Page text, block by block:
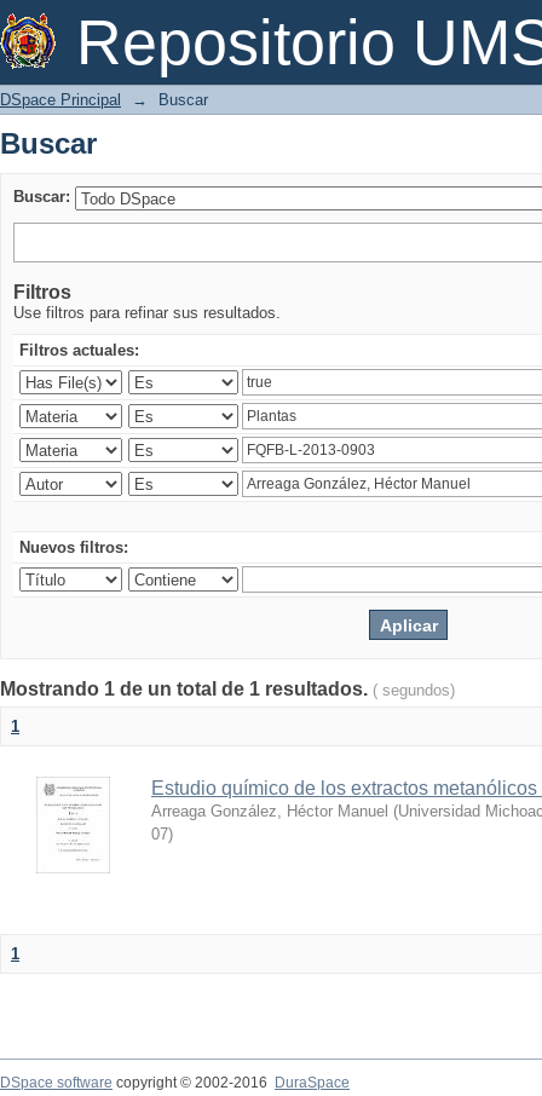
Repositorio
Buscar
DSpace Principal → Buscar
Buscar
Buscar:
Filtros
Use filtros para refinar sus resultados.
Filtros actuales:
Nuevos filtros:
Mostrando 1 de un total de 1 resultados. ( segundos)
1
Estudio químico de los extractos
Arreaga González, Héctor Manuel (Universidad
07)
1
DSpace software copyright © 2002-2016
DuraSpace